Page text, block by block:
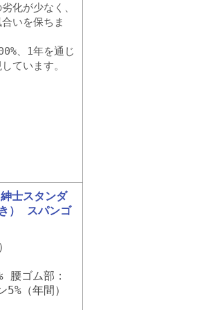
化が少なく、
いを保ちま
、1年を通じ
ています。
士スタンダ
） スパンゴ
腰ゴム部：
（年間）